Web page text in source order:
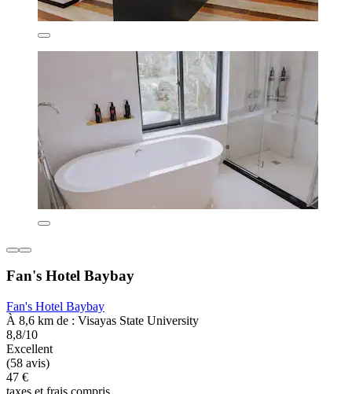
Fan's Hotel Baybay
Fan's Hotel Baybay
À 8,6 km de : Visayas State University
8,8/10
Excellent
(58 avis)
47 €
taxes et frais compris